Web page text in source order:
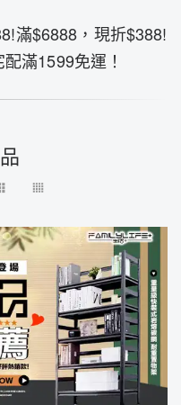
滿$6888，現折$388!
滿1599免運！